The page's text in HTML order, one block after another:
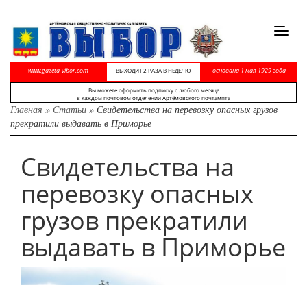
www.gazeta-vibor.com ВЫХОДИТ 2 РАЗА В НЕДЕЛЮ основана 1 мая 1929 года
Вы можете оформить подписку с любого месяца
в каждом почтовом отделении Артёмовского почтампта
Главная » Статьи » Свидетельства на перевозку опасных грузов
прекратили выдавать в Приморье
Свидетельства на
перевозку опасных
грузов прекратили
выдавать в Приморье